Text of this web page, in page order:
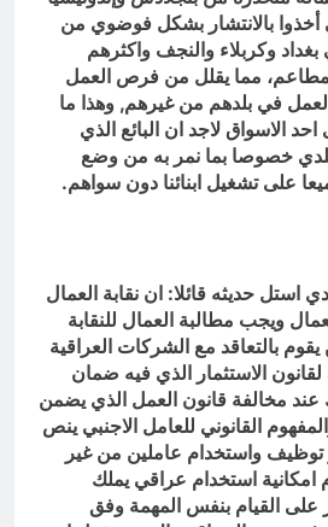
أخذوا بالانتشار بشكل فوضوي من
وكربلاء والنجف واكثرهم
مما يقلل من فرص العمل
بالعمل في بلدهم من غيرهم, وهذا ما
الاسواق لاجد ان البائع الذي
خصوصا بما نمر به من وضع
على تشغيل ابنائنا دون سواهم.
استل حديثه قائلا: ان نقابة العمال
ويجب مطالبة العمال للنقابة
بالتعاقد مع الشركات العراقية
لقانون الاستثمار الذي فيه ضمان
عند مخالفة قانون العمل الذي يضمن
القانوني للعامل الاجنبي ينص
واستخدام عاملين من غير
امكانية استخدام عراقي يملك
على القيام بنفس المهمة وفق